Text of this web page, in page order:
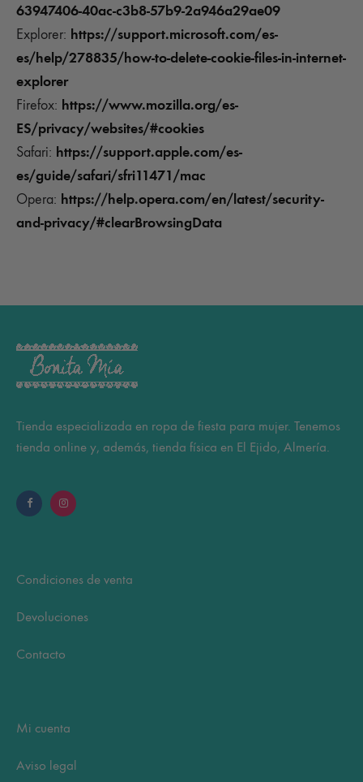
63947406-40ac-c3b8-57b9-2a946a29ae09
Explorer: https://support.microsoft.com/es-
es/help/278835/how-to-delete-cookie-files-in-internet-
explorer
Firefox: https://www.mozilla.org/es-
ES/privacy/websites/#cookies
Safari: https://support.apple.com/es-
es/guide/safari/sfri11471/mac
Opera: https://help.opera.com/en/latest/security-
and-privacy/#clearBrowsingData
Tienda especializada en ropa de fiesta para mujer. Tenemos
tienda online y, además, tienda física en El Ejido, Almería.
Condiciones de venta
Devoluciones
Contacto
Mi cuenta
Aviso legal